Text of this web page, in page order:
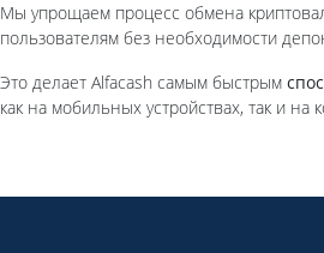
Мы упрощаем процесс обмена
пользователям без необходимости
Это делает Alfacash самым быстрым
как на мобильных устройствах, так и на